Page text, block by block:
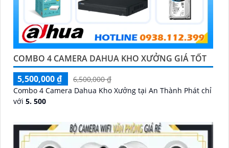
COMBO 4 CAMERA DAHUA KHO XƯỞNG GIÁ TỐT
5,500,000 ₫
6,500,000 ₫
Combo 4 Camera Dahua Kho Xưởng tại An Thành Phát chỉ
với 5. 500